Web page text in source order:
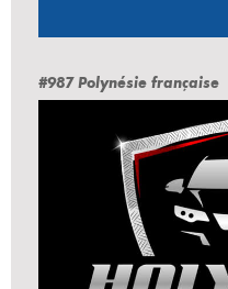
#987 Polynésie française